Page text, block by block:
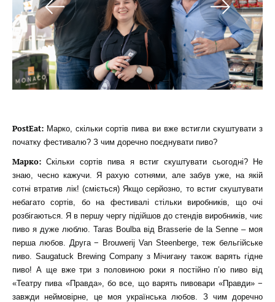
РostEat: Марко, скільки сортів пива ви вже встигли скуштувати з
початку фестивалю? З чим доречно поєднувати пиво?
Марко:Скільки сортів пива я встиг скуштувати сьогодні? Не
знаю, чесно кажучи. Я рахую сотнями, але забув уже, на якій
сотні втратив лік! (сміється) Якщо серйозно, то встиг скуштувати
небагато сортів, бо на фестивалі стільки виробників, що очі
розбігаються. Я в першу чергу підійшов до стендів виробників, чиє
пиво я дуже люблю. Taras Boulba від Brasserie de la Senne – моя
перша любов. Друга − Brouwerij Van Steenberge, теж бельгійське
пиво. Saugatuck Brewing Company з Мічигану також варять гідне
пиво! А ще вже три з половиною роки я постійно п’ю пиво від
«Театру пива «Правда», бо все, що варять пивовари «Правди» −
завжди неймовірне, це моя українська любов. З чим доречно